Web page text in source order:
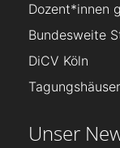
Dozent*innen
Bundesweite
DiCV Köln
Tagungshäuser
Unser